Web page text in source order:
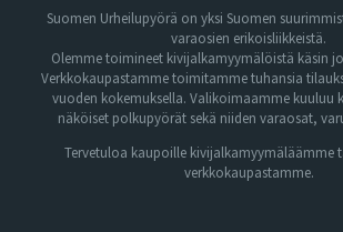
Suomen Urheilupyörä on yksi Suomen
varaosien erikoisliikkeistä.
Olemme toimineet kivijalkamyymälöistä käsin
Verkkokaupastamme toimitamme tuhansia
vuoden kokemuksella. Valikoimaamme kuuluu
näköiset polkupyörät sekä niiden varaosat,
Tervetuloa kaupoille kivijalkamyymäläämme
verkkokaupastamme.